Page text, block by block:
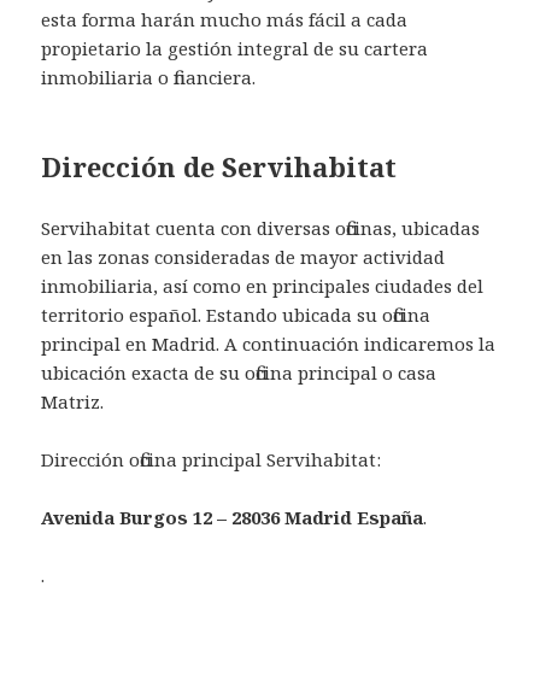
esta forma harán mucho más fácil a cada
propietario la gestión integral de su cartera
inmobiliaria o financiera.
Dirección de Servihabitat
Servihabitat cuenta con diversas oficinas, ubicadas
en las zonas consideradas de mayor actividad
inmobiliaria, así como en principales ciudades del
territorio español. Estando ubicada su oficina
principal en Madrid. A continuación indicaremos la
ubicación exacta de su oficina principal o casa
Matriz.
Dirección oficina principal Servihabitat:
Avenida Burgos 12 – 28036 Madrid España.
.